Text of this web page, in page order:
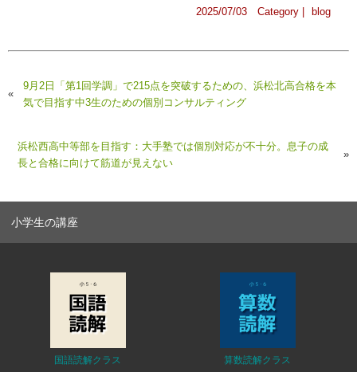
2025/07/03 Category | blog
«
9月2日「第1回学調」で215点を突破するための、浜松北高合格を本
気で目指す中3生のための個別コンサルティング
浜松西高中等部を目指す：大手塾では個別対応が不十分。息子の成
長と合格に向けて筋道が見えない
»
小学生の講座
国語読解クラス 算数読解クラス